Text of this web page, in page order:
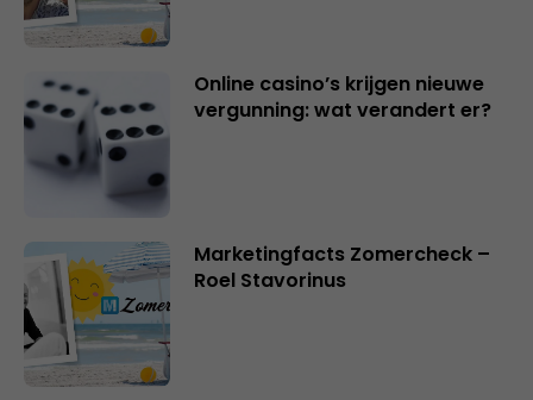
Online casino’s krijgen nieuwe
vergunning: wat verandert er?
Marketingfacts Zomercheck –
Roel Stavorinus